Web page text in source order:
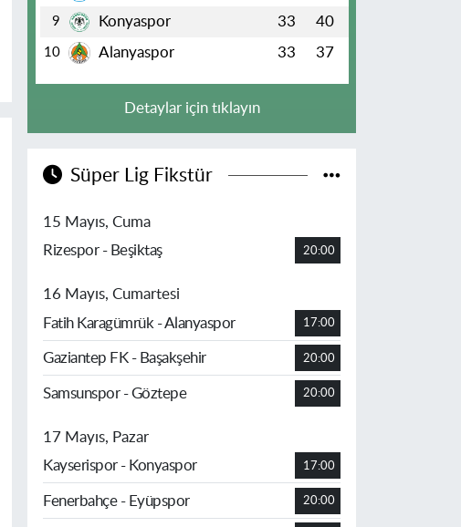
9 Konyaspor 33 40
10 Alanyaspor 33 37
Detaylar için tıklayın
Süper Lig Fikstür
15 Mayıs, Cuma
Rizespor - Beşiktaş
20:00
16 Mayıs, Cumartesi
Fatih Karagümrük - Alanyaspor
17:00
Gaziantep FK - Başakşehir 20:00
Samsunspor - Göztepe 20:00
17 Mayıs, Pazar
Kayserispor - Konyaspor
17:00
Fenerbahçe - Eyüpspor 20:00